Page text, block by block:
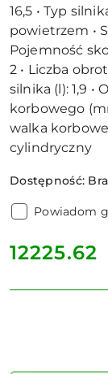
16,5 • Typ
powietrzem •
Pojemność
2 • Liczba
silnika (l): 1,9 •
korbowego
walka
cylindryczny
Dostępność:
Powiadom
cena:
12225.62